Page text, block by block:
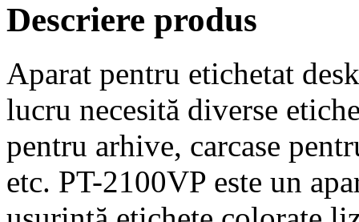
Descriere produs
Aparat pentru etichetat
lucru necesită diverse
pentru arhive, carcase
etc. PT-2100VP este un